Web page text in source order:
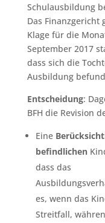
Schulausbildung
Das Finanzgericht
Klage für die
September 2017
dass sich die
Ausbildung
Entscheidung:
BFH die Revision
Eine
befindlichen
dass das
es, wenn das
Streitfall,